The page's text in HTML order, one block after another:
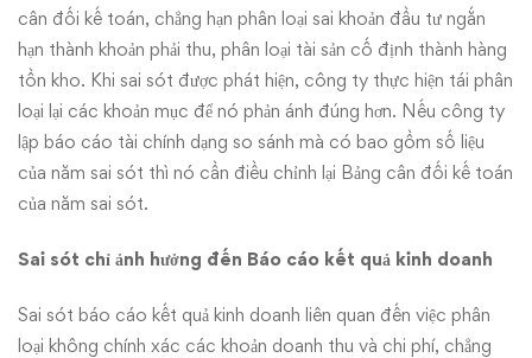
cân đối kế toán, chẳng hạn phân loại sai khoản đầu tư ngắn
hạn thành khoản phải thu, phân loại tài sản cố định thành hàng
tồn kho. Khi sai sót được phát hiện, công ty thực hiện tái phân
loại lại các khoản mục để nó phản ánh đúng hơn. Nếu công ty
lập báo cáo tài chính dạng so sánh mà có bao gồm số liệu
của năm sai sót thì nó cần điều chỉnh lại Bảng cân đối kế toán
của năm sai sót.
Sai sót chỉ ảnh hưởng đến Báo cáo kết quả kinh doanh
Sai sót báo cáo kết quả kinh doanh liên quan đến việc phân
loại không chính xác các khoản doanh thu và chi phí, chẳng